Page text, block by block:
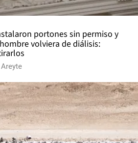
portones sin permiso y
volviera de diálisis: